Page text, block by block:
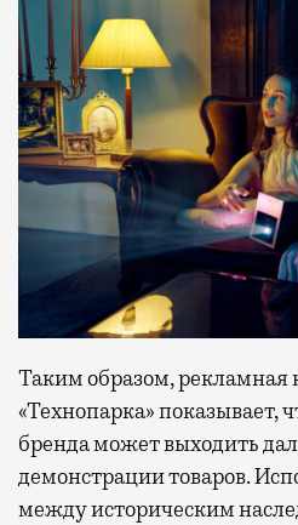
Таким образом, рекламная
«Технопарка» показывает,
бренда может выходить
демонстрации товаров.
между историческим